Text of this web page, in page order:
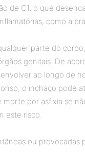
de C1, o que
como a
parte do
genitais. De
ao longo de
o inchaço pode
por asfixia se
este risco.
ou